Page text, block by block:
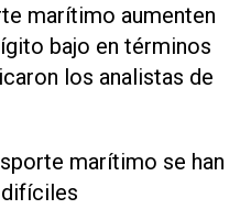
marítimo ⁠aumenten
bajo en términos
los ​analistas de
marítimo se han